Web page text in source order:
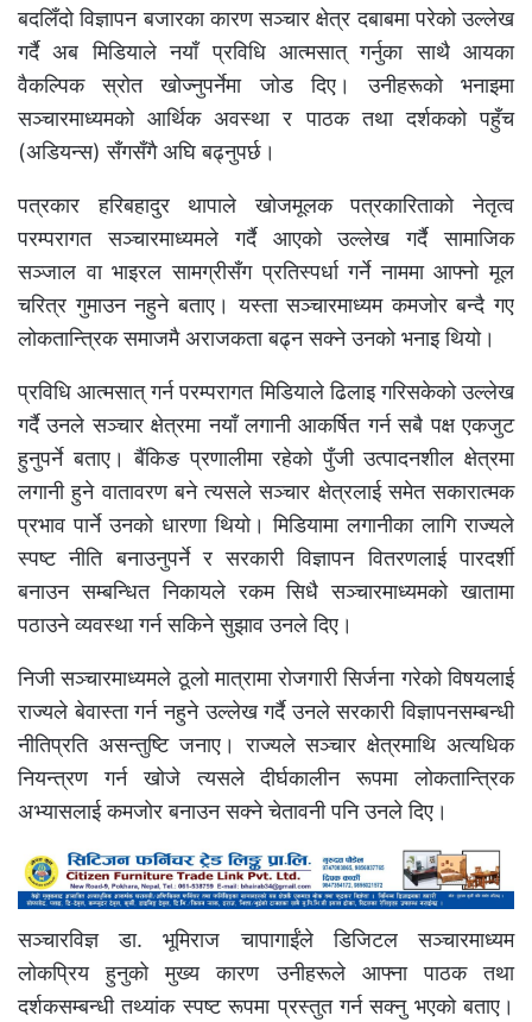
बदलिँदो विज्ञापन बजारका कारण सञ्चार क्षेत्र दबाबमा परेको उल्लेख
गर्दै अब मिडियाले नयाँ प्रविधि आत्मसात् गर्नुका साथै आयका
वैकल्पिक स्रोत खोज्नुपर्नेमा जोड दिए। उनीहरूको भनाइमा
सञ्चारमाध्यमको आर्थिक अवस्था र पाठक तथा दर्शकको पहुँच
(अडियन्स) सँगसँगै अघि बढ्नुपर्छ।
पत्रकार हरिबहादुर थापाले खोजमूलक पत्रकारिताको नेतृत्व
परम्परागत सञ्चारमाध्यमले गर्दै आएको उल्लेख गर्दै सामाजिक
सञ्जाल वा भाइरल सामग्रीसँग प्रतिस्पर्धा गर्ने नाममा आफ्नो मूल
चरित्र गुमाउन नहुने बताए। यस्ता सञ्चारमाध्यम कमजोर बन्दै गए
लोकतान्त्रिक समाजमै अराजकता बढ्न सक्ने उनको भनाइ थियो।
प्रविधि आत्मसात् गर्न परम्परागत मिडियाले ढिलाइ गरिसकेको उल्लेख
गर्दै उनले सञ्चार क्षेत्रमा नयाँ लगानी आकर्षित गर्न सबै पक्ष एकजुट
हुनुपर्ने बताए। बैंकिङ प्रणालीमा रहेको पुँजी उत्पादनशील क्षेत्रमा
लगानी हुने वातावरण बने त्यसले सञ्चार क्षेत्रलाई समेत सकारात्मक
प्रभाव पार्ने उनको धारणा थियो। मिडियामा लगानीका लागि राज्यले
स्पष्ट नीति बनाउनुपर्ने र सरकारी विज्ञापन वितरणलाई पारदर्शी
बनाउन सम्बन्धित निकायले रकम सिधै सञ्चारमाध्यमको खातामा
पठाउने व्यवस्था गर्न सकिने सुझाव उनले दिए।
निजी सञ्चारमाध्यमले ठूलो मात्रामा रोजगारी सिर्जना गरेको विषयलाई
राज्यले बेवास्ता गर्न नहुने उल्लेख गर्दै उनले सरकारी विज्ञापनसम्बन्धी
नीतिप्रति असन्तुष्टि जनाए। राज्यले सञ्चार क्षेत्रमाथि अत्यधिक
नियन्त्रण गर्न खोजे त्यसले दीर्घकालीन रूपमा लोकतान्त्रिक
अभ्यासलाई कमजोर बनाउन सक्ने चेतावनी पनि उनले दिए।
सञ्चारविज्ञ डा. भूमिराज चापागाईंले डिजिटल सञ्चारमाध्यम
लोकप्रिय हुनुको मुख्य कारण उनीहरूले आफ्ना पाठक तथा
दर्शकसम्बन्धी तथ्यांक स्पष्ट रूपमा प्रस्तुत गर्न सक्नु भएको बताए।